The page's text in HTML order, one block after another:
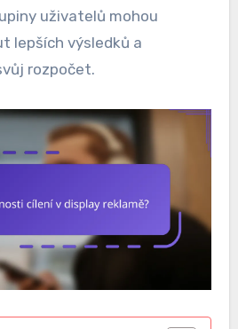
uživatelů mohou
lepších výsledků a
rozpočet.